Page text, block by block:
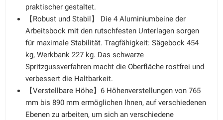
praktischer gestaltet.
【Robust und Stabil】 Die 4 Aluminiumbeine der
Arbeitsbock mit den rutschfesten Unterlagen sorgen
für maximale Stabilität. Tragfähigkeit: Sägebock 454
kg, Werkbank 227 kg. Das schwarze
Spritzgussverfahren macht die Oberfläche rostfrei und
verbessert die Haltbarkeit.
【Verstellbare Höhe】6 Höhenverstellungen von 765
mm bis 890 mm ermöglichen Ihnen, auf verschiedenen
Ebenen zu arbeiten, um sich an verschiedene